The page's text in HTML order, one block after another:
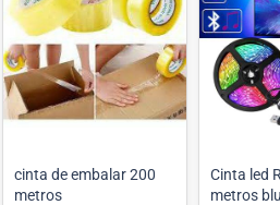
cinta de embalar 200
metros
Cinta led
metros